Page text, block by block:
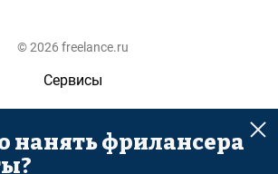
© 2026 freelance.ru
Сервисы
Помощь
Поиск
нанять фрилансера